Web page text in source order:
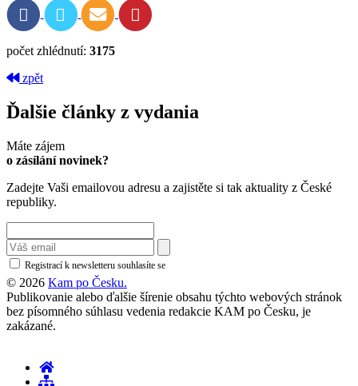
počet zhlédnutí: 3175
zpět
Ďalšie články z vydania
Máte zájem
o zásílání novinek?
Zadejte Vaši emailovou adresu a zajistěte si tak aktuality z České
republiky.
Registrací k newsletteru souhlasíte se
© 2026 Kam po Česku.
Publikovanie alebo ďalšie šírenie obsahu týchto webových stránok
bez písomného súhlasu vedenia redakcie KAM po Česku, je
zakázané.